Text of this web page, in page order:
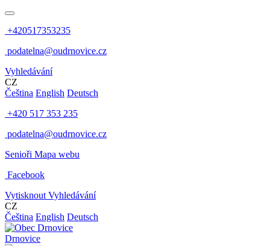
+420517353235
podatelna@oudrnovice.cz
Vyhledávání
CZ
Čeština English Deutsch
+420 517 353 235
podatelna@oudrnovice.cz
Senioři Mapa webu
Facebook
Vytisknout Vyhledávání
CZ
Čeština English Deutsch
Drnovice